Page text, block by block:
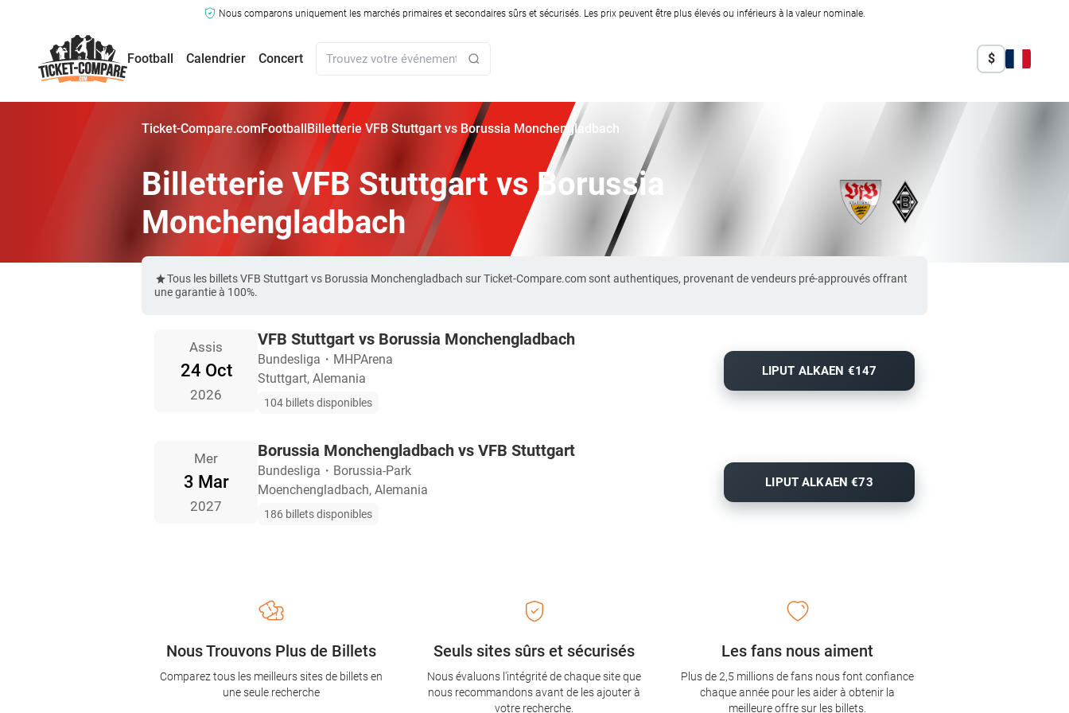
Nous comparons uniquement les marchés primaires et secondaires sûrs et sécurisés. Les prix peuvent être plus élevés ou inférieurs à la valeur nominale.
Football Calendrier Concert $
Ticket-Compare.comFootballBilletterie VFB Stuttgart vs Borussia Monchengladbach
Billetterie VFB Stuttgart vs Borussia
Monchengladbach
Tous les billets VFB Stuttgart vs Borussia Monchengladbach sur Ticket-Compare.com sont authentiques, provenant de vendeurs pré-approuvés offrant
une garantie à 100%.
Assis
24 Oct
2026
VFB Stuttgart vs Borussia Monchengladbach
Bundesliga ・ MHPArena
Stuttgart, Alemania
104 billets disponibles
LIPUT ALKAEN €147
Mer
3 Mar
2027
Borussia Monchengladbach vs VFB Stuttgart
Bundesliga ・ Borussia-Park
Moenchengladbach, Alemania
186 billets disponibles
LIPUT ALKAEN €73
Seuls sites sûrs et sécurisés
Nous évaluons l'intégrité de chaque site que
nous recommandons avant de les ajouter à
votre recherche.
Nous Trouvons Plus de Billets
Comparez tous les meilleurs sites de billets en
une seule recherche
Les fans nous aiment
Plus de 2,5 millions de fans nous font confiance
chaque année pour les aider à obtenir la
meilleure offre sur les billets.